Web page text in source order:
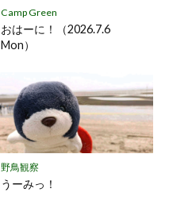
Camp Green
おはーに！（2026.7.6
Mon）
野鳥観察
うーみっ！